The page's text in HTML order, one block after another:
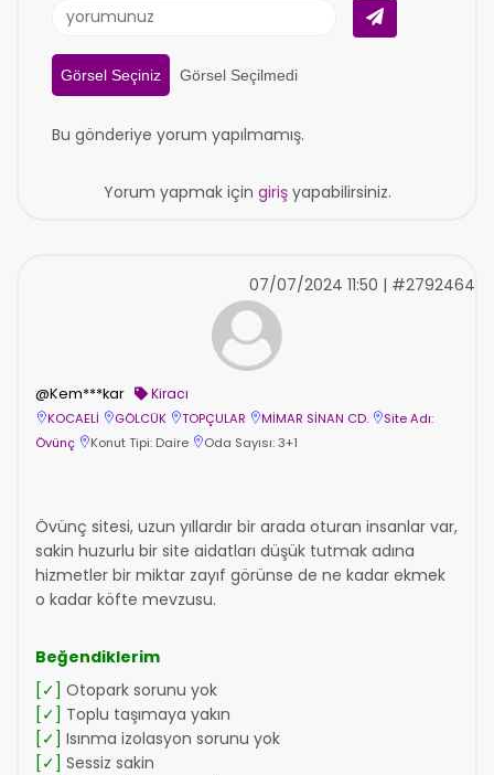
Görsel Seçiniz Görsel Seçilmedi
Bu gönderiye yorum yapılmamış.
Yorum yapmak için girişyapabilirsiniz.
@Kem***kar Kiracı
KOCAELİ GÖLCÜK TOPÇULAR MİMAR SİNAN CD.
Site Adı:
Övünç
Konut Tipi: Daire Oda Sayısı: 3+1
07/07/2024 11:50 | #2792464
Övünç sitesi, uzun yıllardır bir arada oturan insanlar var,
sakin huzurlu bir site aidatları düşük tutmak adına
hizmetler bir miktar zayıf görünse de ne kadar ekmek
o kadar köfte mevzusu.
Beğendiklerim
[✓] Otopark sorunu yok
[✓] Toplu taşımaya yakın
[✓] Isınma izolasyon sorunu yok
[✓] Sessiz sakin